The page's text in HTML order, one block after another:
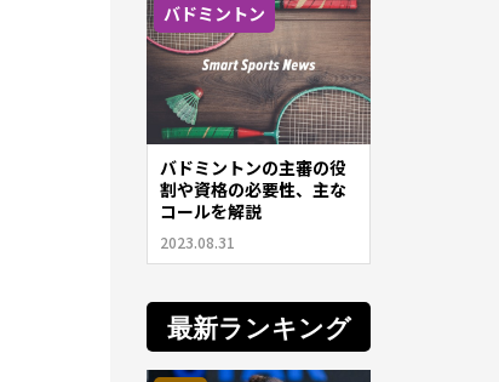
バドミントン
バドミントンの主審の役
割や資格の必要性、主な
コールを解説
2023.08.31
最新ランキング